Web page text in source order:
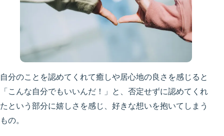
自分のことを認めてくれて癒しや居心地の良さを感じると
「こんな自分でもいいんだ！」と、否定せずに認めてくれ
たという部分に嬉しさを感じ、好きな想いを抱いてしまう
もの。